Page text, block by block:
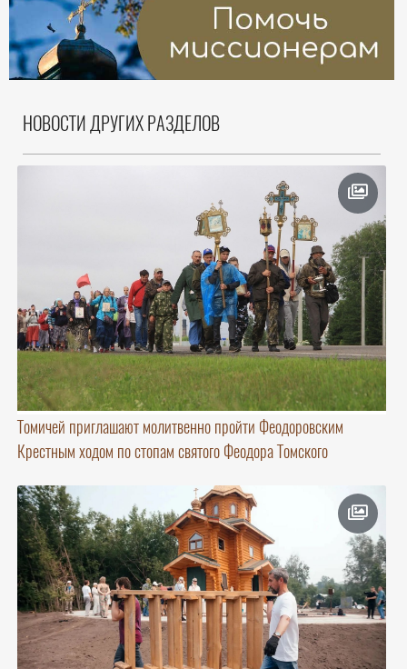
НОВОСТИ ДРУГИХ РАЗДЕЛОВ
Томичей приглашают молитвенно пройти Феодоровским
Крестным ходом по стопам святого Феодора Томского